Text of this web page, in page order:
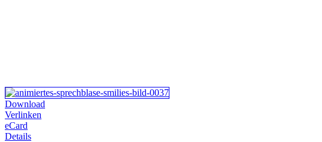
Download
Verlinken
eCard
Details